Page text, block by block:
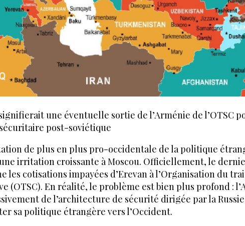
une éventuelle sortie de l’Arménie de l’OTSC
post-soviétique
de plus en plus pro-occidentale de la politique
irritation croissante à Moscou. Officiellement, le
les cotisations impayées d’Erevan à l’Organisation du
(OTSC). En réalité, le problème est bien plus profond :
de l’architecture de sécurité dirigée par la
sa politique étrangère vers l’Occident.